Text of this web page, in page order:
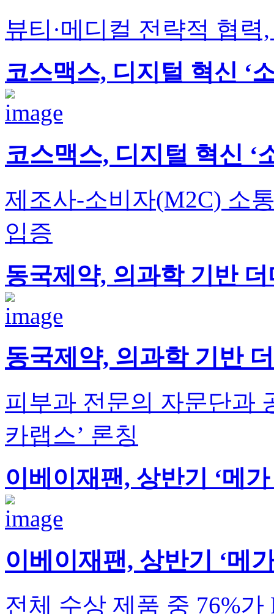
뷰티·메디컬 전략적 협
코스맥스, 디지털 혁신 ‘
코스맥스, 디지털 혁신 ‘
제조사-소비자(M2C) 소
입증
동국제약, 의과학 기반
동국제약, 의과학 기반
피부과 전문의 자문단과
카랩스’ 론칭
이베이재팬, 상반기 ‘메
이베이재팬, 상반기 ‘메
전체 수상 제품 중 76%